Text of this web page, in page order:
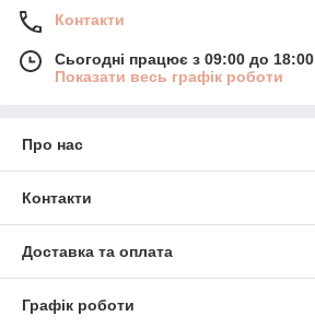
Контакти
Сьогодні працює з 09:00 до 18:00
Показати весь графік роботи
Про нас
Контакти
Доставка та оплата
Графік роботи